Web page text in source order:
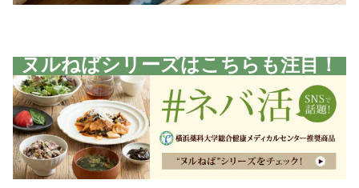
ヌルねばシリーズはこちらも注目！